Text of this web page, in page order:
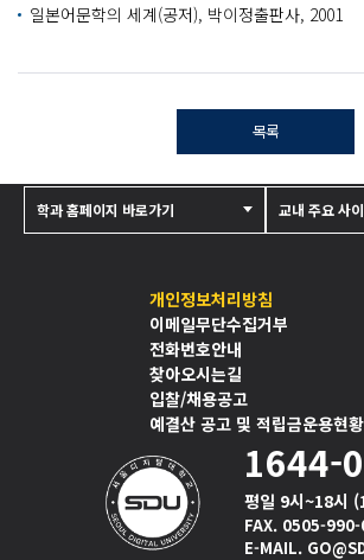
일본어문학의 세계(공저), 박이정출판사, 2001
목록
개인정보처리방침
이메일무단수집거부
전화번호안내
찾아오시는길
입찰/채용공고
예결산 공고 및 적립금운용현황
1644-
평일 9시~18시
FAX. 0505-
E-MAIL.
학과 홈페이지 바로가기 교내 주요 사